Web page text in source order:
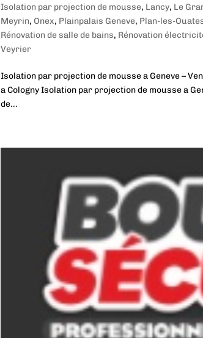
Isolation par projection de mousse, Lancy, Le
Meyrin, Onex, Plainpalais Geneve, Plan-les-
Rénovation de salle de bains, Rénovation
Veyrier
Isolation par projection de mousse a Geneve –
a Cologny Isolation par projection de mousse a
de...